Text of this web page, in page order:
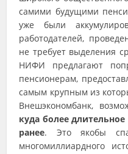
самими будущими
уже были
работодателей,
не требует выделения
НИФИ предлагают
пенсионерам,
самым крупным из
Внешэкономбанк,
куда более
ранее. Это якобы
многомиллиардного